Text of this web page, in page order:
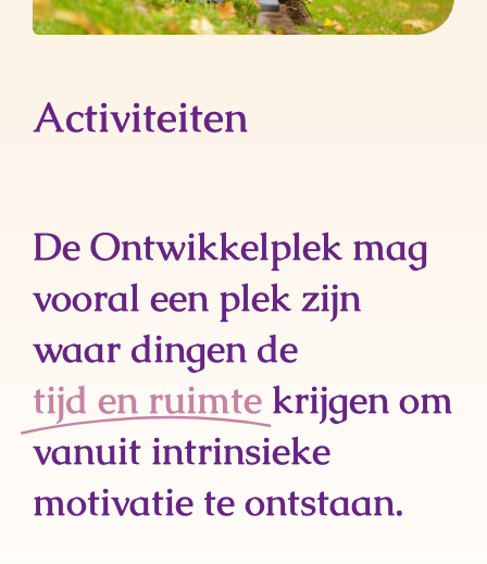
Activiteiten
De Ontwikkelplek mag
vooral een plek zijn
waar dingen de
tijd en ruimte krijgen om
vanuit intrinsieke
motivatie te ontstaan.